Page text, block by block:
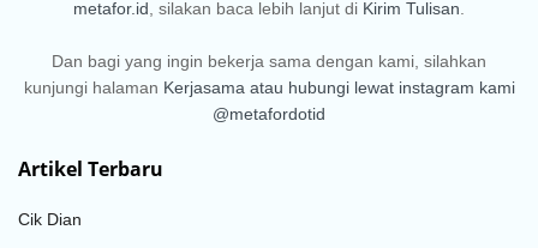
metafor.id , silakan baca lebih lanjut di Kirim Tulisan
Dan bagi yang ingin bekerja sama dengan kami, silahkan
kunjungi halaman Kerjasama atau hubungi lewat instagram kami
@metafordotid
Artikel Terbaru
Cik Dian